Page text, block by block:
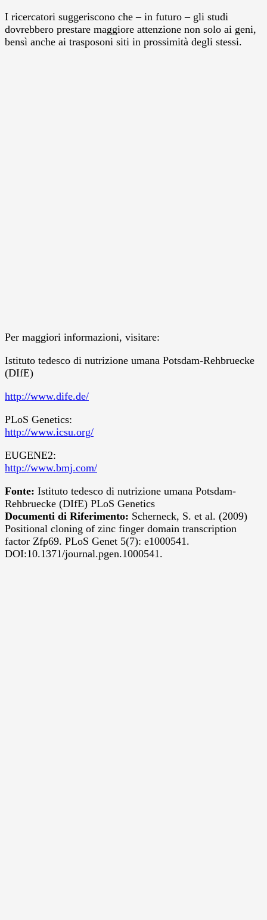
I ricercatori suggeriscono che – in futuro – gli studi
dovrebbero prestare maggiore attenzione non solo ai geni,
bensì anche ai trasposoni siti in prossimità degli stessi.
Per maggiori informazioni, visitare:
Istituto tedesco di nutrizione umana Potsdam-Rehbruecke
(DIfE)
http://www.dife.de/
PLoS Genetics:
http://www.icsu.org/
EUGENE2:
http://www.bmj.com/
Fonte: Istituto tedesco di nutrizione umana Potsdam-
Rehbruecke (DIfE) PLoS Genetics
Documenti di Riferimento: Scherneck, S. et al. (2009)
Positional cloning of zinc finger domain transcription
factor Zfp69. PLoS Genet 5(7): e1000541.
DOI:10.1371/journal.pgen.1000541.